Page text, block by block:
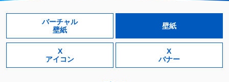
バーチャル
壁紙
壁紙
X
アイコン
X
バナー